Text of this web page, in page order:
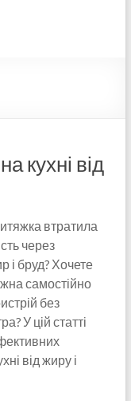
кухні від
втратила
через
і бруд? Хочете
самостійно
без
У цій статті
від жиру і